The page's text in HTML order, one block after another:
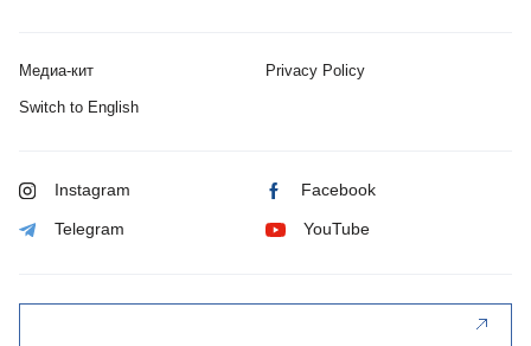
Медиа-кит Privacy Policy
Switch to English
Instagram Facebook
Telegram YouTube